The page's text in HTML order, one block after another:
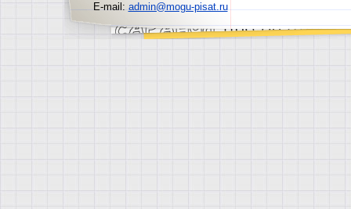
E-mail:admin@mogu-pisat.ru